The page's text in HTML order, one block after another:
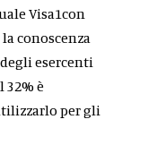
Visa1con
conoscenza
esercenti
è
per gli